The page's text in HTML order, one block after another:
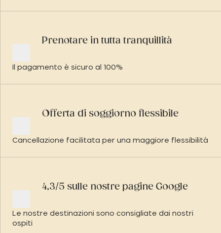
Prenotare in tutta tranquillità
Il pagamento è sicuro al 100%
Offerta di soggiorno flessibile
Cancellazione facilitata per una maggiore flessibilità
4,3/5 sulle nostre pagine Google
Le nostre destinazioni sono consigliate dai nostri
ospiti